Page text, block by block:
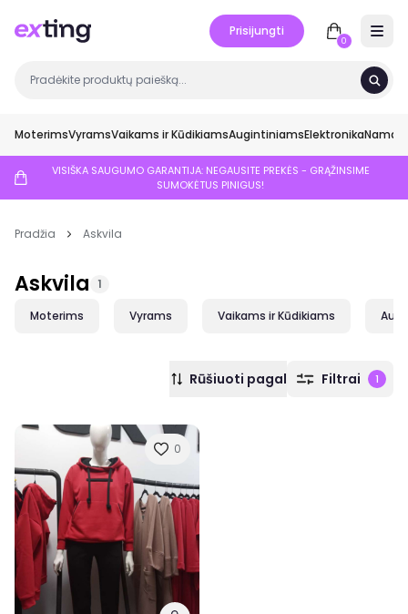
Prisijungti
0
MoterimsVyramsVaikams ir KūdikiamsAugintiniamsElektronikaNamai
VISIŠKA SAUGUMO GARANTIJA: NEGAUSITE PREKĖS - GRĄŽINSIME
SUMOKĖTUS PINIGUS!
Pradžia Askvila
Askvila 1
Moterims Vyrams Vaikams ir Kūdikiams
Rūšiuoti pagal Filtrai 1
0